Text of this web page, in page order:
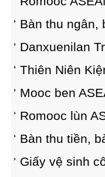
Bàn thu ngân,
Danxuenilan
Thiên Niên
Mooc ben
Romooc lùn
Bàn thu tiền,
Giấy vệ sinh